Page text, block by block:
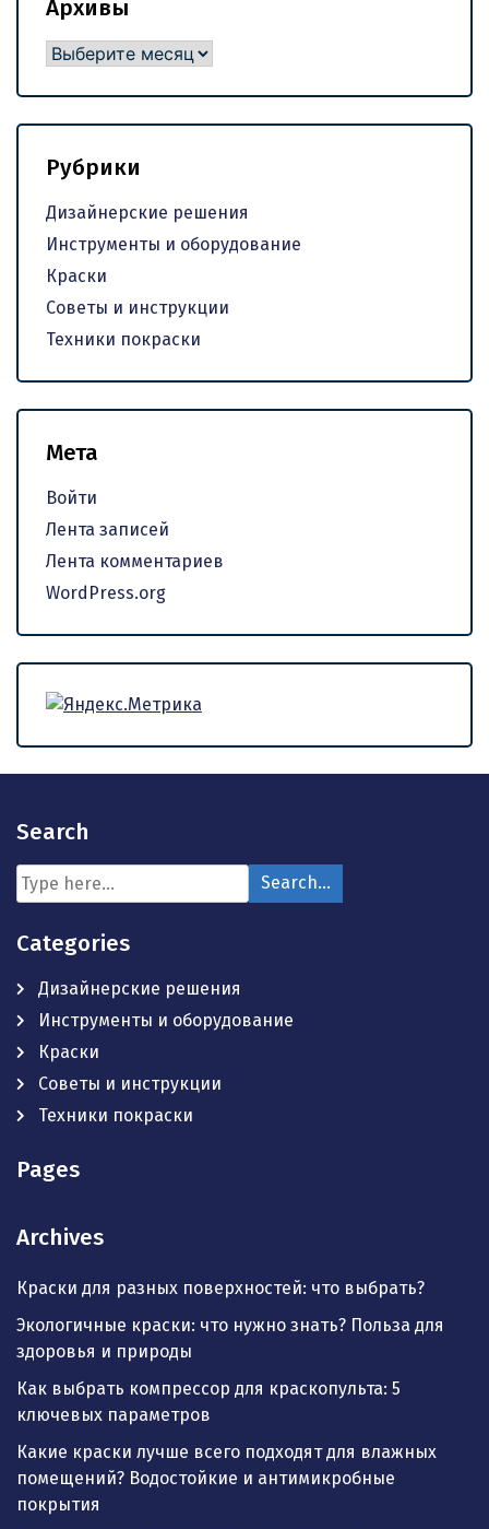
Архивы
Архивы
Рубрики
Дизайнерские решения
Инструменты и оборудование
Краски
Советы и инструкции
Техники покраски
Мета
Войти
Лента записей
Лента комментариев
WordPress.org
Search
Categories
Дизайнерские решения
Инструменты и оборудование
Краски
Советы и инструкции
Техники покраски
Pages
Archives
Краски для разных поверхностей: что выбрать?
Экологичные краски: что нужно знать? Польза для
здоровья и природы
Как выбрать компрессор для краскопульта: 5
ключевых параметров
Какие краски лучше всего подходят для влажных
помещений? Водостойкие и антимикробные
покрытия